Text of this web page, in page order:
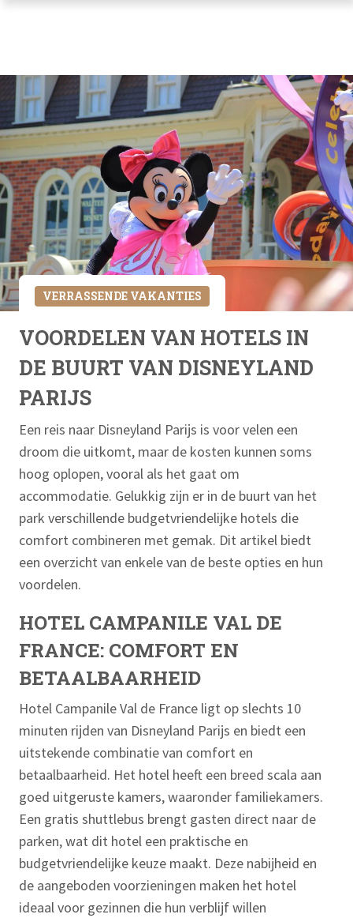
VERRASSENDE VAKANTIES
VOORDELEN VAN HOTELS IN
DE BUURT VAN DISNEYLAND
PARIJS
Een reis naar Disneyland Parijs is voor velen een
droom die uitkomt, maar de kosten kunnen soms
hoog oplopen, vooral als het gaat om
accommodatie. Gelukkig zijn er in de buurt van het
park verschillende budgetvriendelijke hotels die
comfort combineren met gemak. Dit artikel biedt
een overzicht van enkele van de beste opties en hun
voordelen.
HOTEL CAMPANILE VAL DE
FRANCE: COMFORT EN
BETAALBAARHEID
Hotel Campanile Val de France ligt op slechts 10
minuten rijden van Disneyland Parijs en biedt een
uitstekende combinatie van comfort en
betaalbaarheid. Het hotel heeft een breed scala aan
goed uitgeruste kamers, waaronder familiekamers.
Een gratis shuttlebus brengt gasten direct naar de
parken, wat dit hotel een praktische en
budgetvriendelijke keuze maakt. Deze nabijheid en
de aangeboden voorzieningen maken het hotel
ideaal voor gezinnen die hun verblijf willen